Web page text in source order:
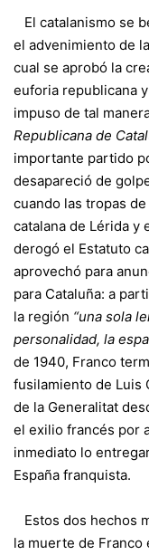
El catalanismo se
el advenimiento de
cual se aprobó la
euforia republicana
impuso de tal
Republicana de
importante partido
desapareció de
cuando las tropas
catalana de Lérida y
derogó el Estatuto
aprovechó para
para Cataluña: a
la región “una sola
personalidad, la
de 1940, Franco
fusilamiento de Luis
de la Generalitat
el exilio francés por
inmediato lo
España franquista.
Estos dos hechos
la muerte de Franco